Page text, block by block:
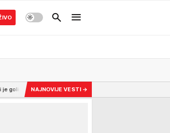
Glumicu razapeli da je sve sama smislila, a onda se
NAJNOVIJE VESTI →